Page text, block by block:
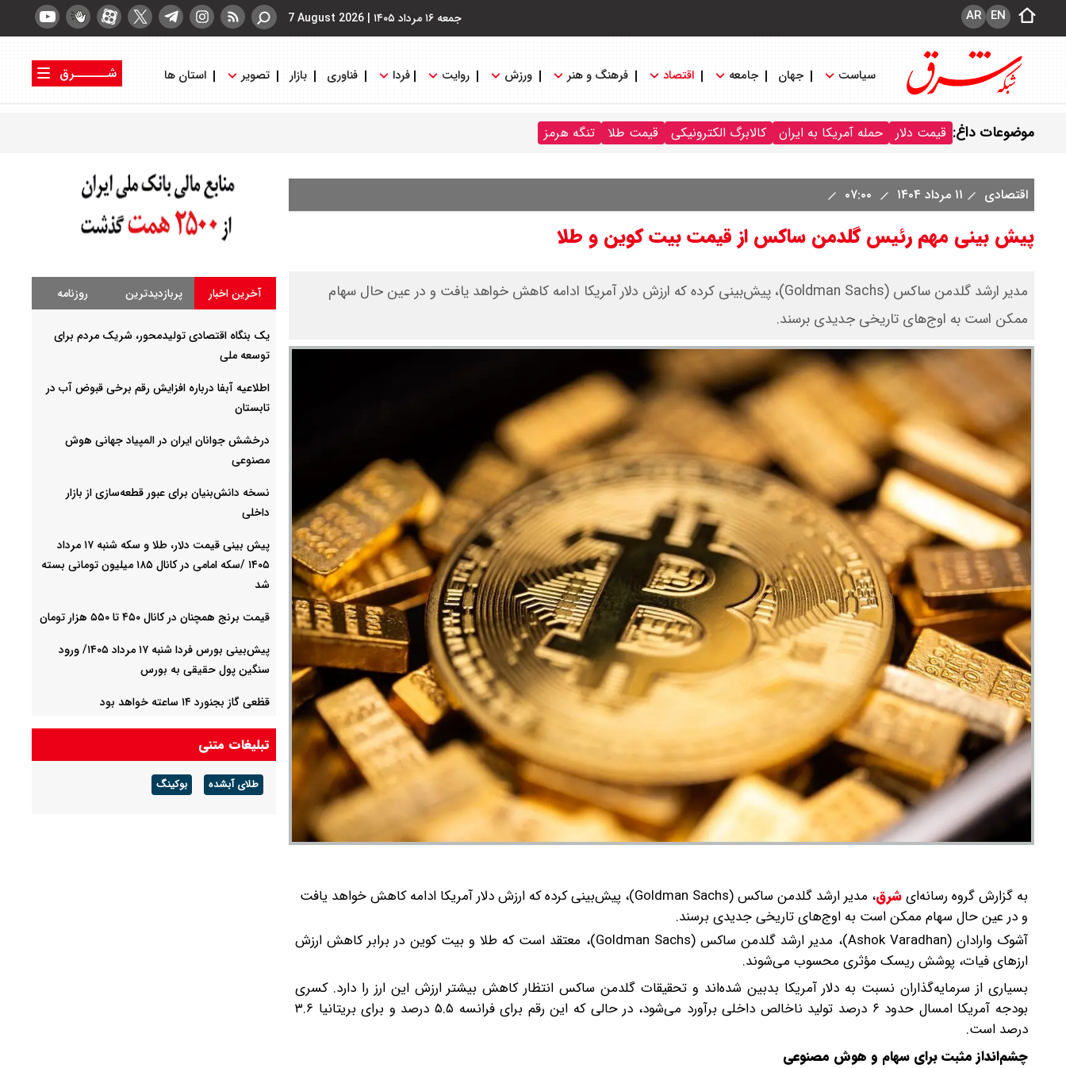
جمعه ۱۶ مرداد ۱۴۰۵ |
7 August 2026 EN
AR
سیاست جهان جامعه اقتصاد فرهنگ و هنر ورزش روایت فردا فناوری بازار تصویر استان ها
شــــــرق
موضوعات داغ: قیمت دلار حمله آمریکا به ایران کالابرگ الکترونیکی قیمت طلا تنگه هرمز
اقتصادی ۱۱ مرداد ۱۴۰۴
پیش بینی مهم رئیس گلدمن ساکس از قیمت بیت کوین و طلا
مدیر ارشد گلدمن ساکس (Goldman Sachs)، پیش‌بینی کرده که ارزش دلار آمریکا ادامه کاهش خواهد یافت و در عین حال سهام
ممکن است به اوج‌های تاریخی جدیدی برسند.
به گزارش گروه رسانه‌ایشرق،
مدیر ارشد گلدمن ساکس (Goldman Sachs)، پیش‌بینی کرده که ارزش دلار آمریکا ادامه کاهش خواهد یافت
و در عین حال سهام ممکن است به اوج‌های تاریخی جدیدی برسند.
آشوک وارادان (Ashok Varadhan)، مدیر ارشد گلدمن ساکس (Goldman Sachs)، معتقد است که طلا و بیت کوین در برابر کاهش ارزش
ارزهای فیات، پوشش ریسک مؤثری محسوب می‌شوند.
بسیاری از سرمایه‌گذاران نسبت به دلار آمریکا بدبین شده‌اند و تحقیقات گلدمن ساکس انتظار کاهش بیشتر ارزش این ارز را دارد. کسری
بودجه آمریکا امسال حدود ۶ درصد تولید ناخالص داخلی برآورد می‌شود، در حالی که این رقم برای فرانسه ۵.۵ درصد و برای بریتانیا ۳.۶
درصد است.
چشم‌انداز مثبت برای سهام و هوش مصنوعی
آخرین اخبار پربازدیدترین روزنامه
یک بنگاه اقتصادی تولیدمحور، شریک مردم برای
توسعه ملی
اطلاعیه آبفا درباره افزایش رقم برخی قبوض آب در
تابستان
درخشش جوانان ایران در المپیاد جهانی هوش
مصنوعی
نسخه دانش‌بنیان برای عبور قطعه‌سازی از بازار
داخلی
پیش ‌بینی قیمت دلار، طلا و سکه شنبه ۱۷ مرداد
۱۴۰۵ /سکه امامی در کانال ۱۸۵ میلیون تومانی بسته
شد
قیمت برنج همچنان در کانال ۴۵۰ تا ۵۵۰ هزار تومان
پیش‌بینی بورس فردا شنبه ۱۷ مرداد ۱۴۰۵/ ورود
سنگین پول حقیقی به بورس
قظعی گاز بجنورد ۱۴ ساعته خواهد بود
شرکت گاز مازندران هشدار داد: برای زمستان آماده
شوید
تبلیغات متنی
طلای آبشده بوکینگ